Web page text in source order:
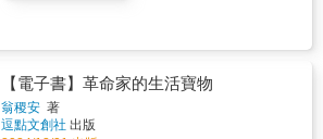
【電子書】革命家的生活寶物
翁稷安 著
逗點文創社 出版